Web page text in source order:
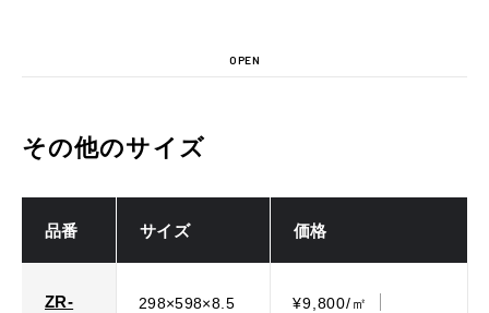
OPEN
その他のサイズ
品番 サイズ 価格
ZR-
298×598×8.5
¥9,800/㎡